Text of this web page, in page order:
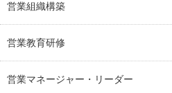
営業組織構築
営業教育研修
営業マネージャー・リーダー